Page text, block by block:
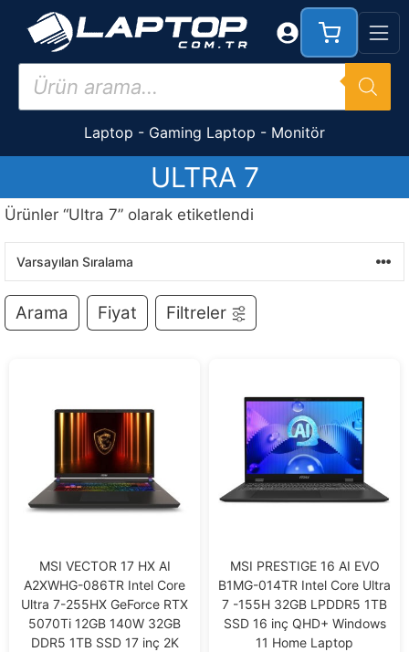
İçeriğe
Products
search
Laptop - Gaming Laptop - Monitör
ULTRA 7
Ürünler “Ultra 7” olarak etiketlendi
Arama Fiyat Filtreler
MSI VECTOR 17 HX AI
A2XWHG-086TR Intel Core
Ultra 7-255HX GeForce RTX
5070Ti 12GB 140W 32GB
DDR5 1TB SSD 17 inç 2K
MSI PRESTIGE 16 AI EVO
B1MG-014TR Intel Core Ultra
7 -155H 32GB LPDDR5 1TB
SSD 16 inç QHD+ Windows
11 Home Laptop